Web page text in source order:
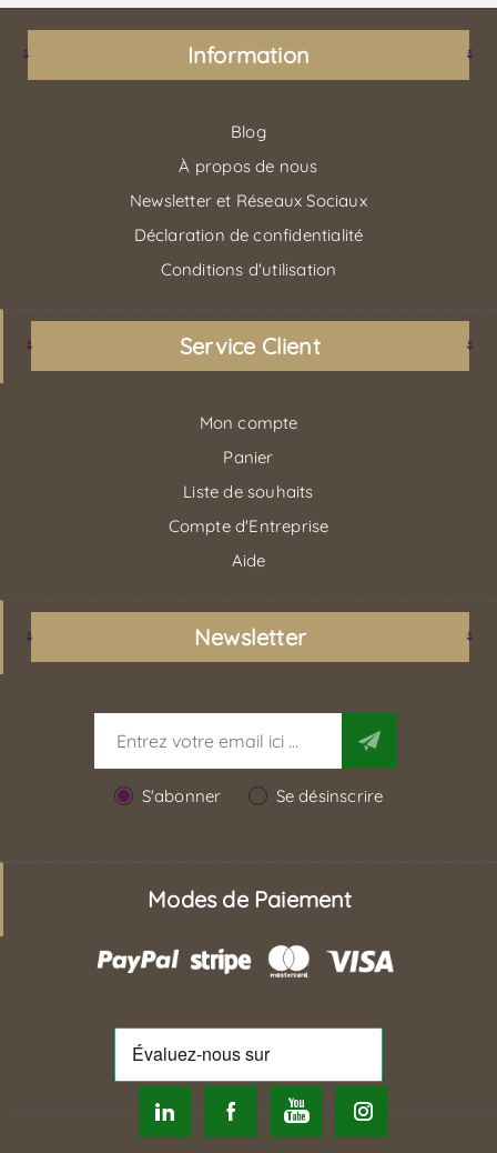
Information
Blog
À propos de nous
Newsletter et Réseaux Sociaux
Déclaration de confidentialité
Conditions d'utilisation
Service Client
Mon compte
Panier
Liste de souhaits
Compte d'Entreprise
Aide
Newsletter
S'abonner Se désinscrire
Modes de Paiement